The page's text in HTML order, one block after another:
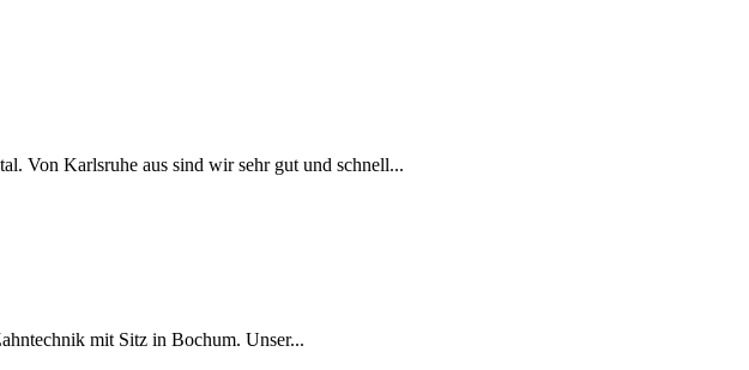
Von Karlsruhe aus sind wir sehr gut und schnell...
mit Sitz in Bochum. Unser...